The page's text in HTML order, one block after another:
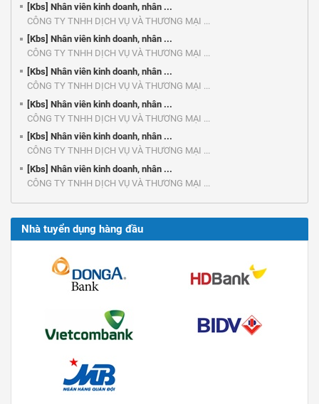
[Kbs] Nhân viên kinh doanh, nhân ...
CÔNG TY TNHH DỊCH VỤ VÀ THƯƠNG MẠI ...
[Kbs] Nhân viên kinh doanh, nhân ...
CÔNG TY TNHH DỊCH VỤ VÀ THƯƠNG MẠI ...
[Kbs] Nhân viên kinh doanh, nhân ...
CÔNG TY TNHH DỊCH VỤ VÀ THƯƠNG MẠI ...
[Kbs] Nhân viên kinh doanh, nhân ...
CÔNG TY TNHH DỊCH VỤ VÀ THƯƠNG MẠI ...
[Kbs] Nhân viên kinh doanh, nhân ...
CÔNG TY TNHH DỊCH VỤ VÀ THƯƠNG MẠI ...
[Kbs] Nhân viên kinh doanh, nhân ...
CÔNG TY TNHH DỊCH VỤ VÀ THƯƠNG MẠI ...
Nhà tuyển dụng hàng đầu